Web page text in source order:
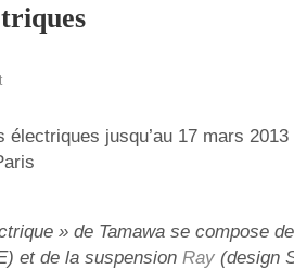
électriques jusqu’au 17 mars 2013
» de Tamawa se compose
et de la suspension Ray (design